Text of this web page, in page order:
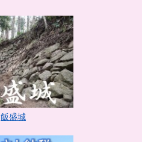
飯盛城